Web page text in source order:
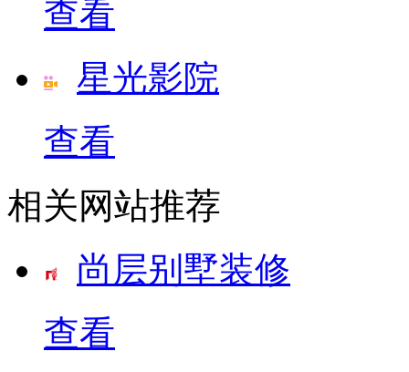
查看
星光影院
查看
相关网站推荐
尚层别墅装修
查看